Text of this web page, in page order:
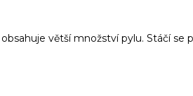
větší množství pylu. Stáčí se